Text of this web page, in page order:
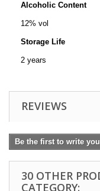
Alcoholic Content
12% vol
Storage Life
2 years
REVIEWS
Be the first to write
30 OTHER
CATEGORY: